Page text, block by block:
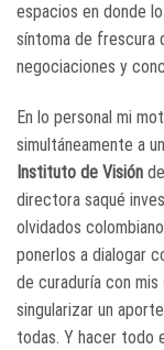
espacios en donde
síntoma de frescura
negociaciones y
En lo personal mi
simultáneamente a
Instituto de Visión
directora saqué
olvidados
ponerlos a dialogar
de curaduría con
singularizar un
todas. Y hacer todo